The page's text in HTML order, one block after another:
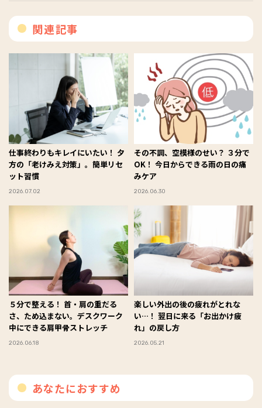
関連記事
仕事終わりもキレイにいたい！ 夕
方の「老けみえ対策」。簡単リセ
ット習慣
2026.07.02
その不調、空模様のせい？ ３分で
OK！ 今日からできる雨の日の痛
みケア
2026.06.30
５分で整える！ 首・肩の重だる
さ、ため込まない。デスクワーク
中にできる肩甲骨ストレッチ
2026.06.18
楽しい外出の後の疲れがとれな
い…！ 翌日に来る「お出かけ疲
れ」の戻し方
2026.05.21
あなたにおすすめ